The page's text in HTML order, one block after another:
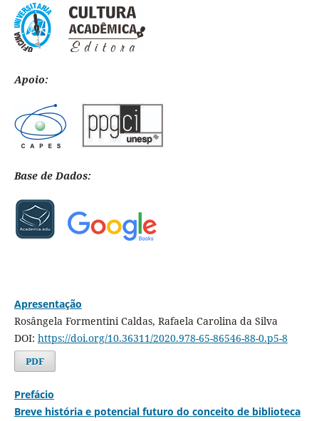
Apoio:
Base de Dados:
Apresentação
Rosângela Formentini Caldas, Rafaela Carolina da Silva
DOI: https://doi.org/10.36311/2020.978-65-86546-88-0.p5-8
PDF
Prefácio
Breve história e potencial futuro do conceito de biblioteca